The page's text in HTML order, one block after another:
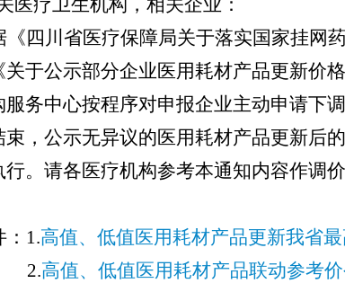
医疗卫生机构，相关企业：
《四川省医疗保障局关于落实国家挂网
关于公示部分企业医用耗材产品更新价
服务中心按程序对申报企业主动申请下
束，公示无异议的医用耗材产品更新后
行。请各医疗机构参考本通知内容作调
：1.高值、低值医用耗材产品更新我省
2.高值、低值医用耗材产品联动参考